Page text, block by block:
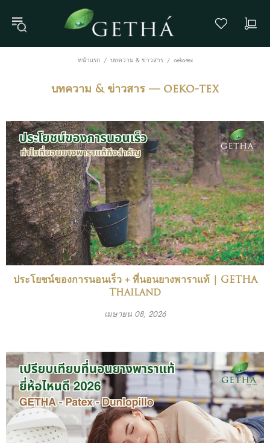
หน้าแรก บทความ & ข่าวสาร oeko-tex
บทความ & ข่าวสาร — oeko-tex
ประโยชน์ของการนอนเร็ว + ที่นอนยางพาราแท้ | GETHA
Thailand
เมษายน 08, 2026